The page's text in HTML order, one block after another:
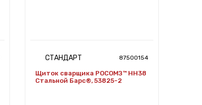
СТАНДАРТ 87500154
Щиток сварщика РОСОМЗ™ НН38
Стальной Барс®, 53825-2